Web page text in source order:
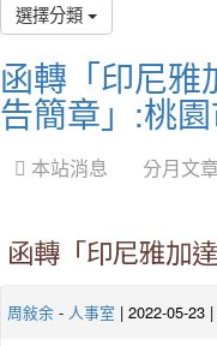
選擇分類
函轉「印尼
告簡章」:桃
 本站消息 分月文章
函轉「印尼雅加
周敍余 - 人事室 | 2022-05-23